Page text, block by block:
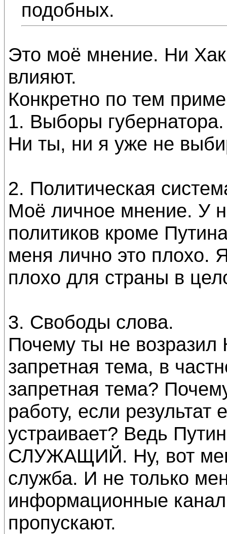
подобных.
Это моё мнение. Ни
влияют.
Конкретно по тем
1. Выборы губернатора.
Ни ты, ни я уже не
2. Политическая
Моё личное мнение. У
политиков кроме
меня лично это плохо.
плохо для страны в
3. Свободы слова.
Почему ты не возразил
запретная тема, в
запретная тема?
работу, если
устраивает? Ведь
СЛУЖАЩИЙ. Ну, вот
служба. И не только
информационные
пропускают.